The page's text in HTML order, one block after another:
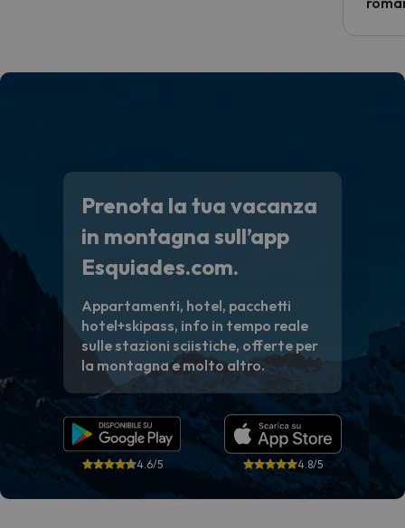
Prenota la tua vacanza
in montagna sull’app
Esquiades.com.
Appartamenti, hotel, pacchetti
hotel+skipass, info in tempo reale
sulle stazioni sciistiche, offerte per
la montagna e molto altro.
4.6/5 4.8/5